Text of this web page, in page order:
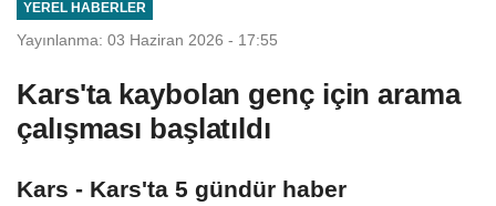
YEREL HABERLER
Yayınlanma: 03 Haziran 2026 - 17:55
Kars'ta kaybolan genç için arama
çalışması başlatıldı
Kars - Kars'ta 5 gündür haber